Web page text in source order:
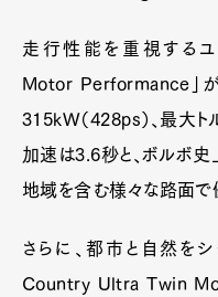
走行性能を重視する
Motor Performance」
315kW（428ps）、最大
加速は3.6秒と、ボルボ
地域を含む様々な路面で
さらに、都市と自然を
Country Ultra Twin